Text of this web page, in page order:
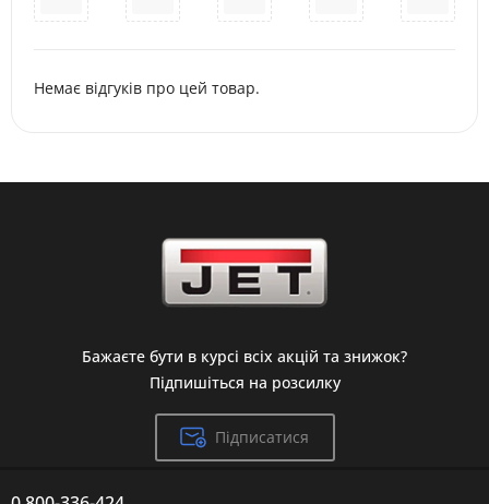
Немає відгуків про цей товар.
Бажаєте бути в курсі всіх акцій та знижок?
Підпишіться на розсилку
Підписатися